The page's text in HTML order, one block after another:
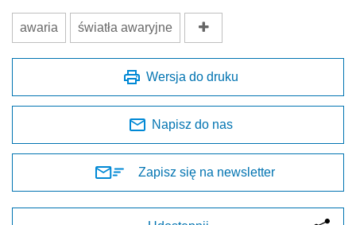
awaria światła awaryjne
Wersja do druku
Napisz do nas
Zapisz się na newsletter